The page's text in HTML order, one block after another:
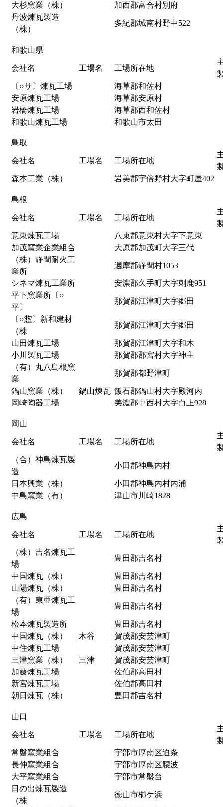
大杉窯業（株）
加西郡富合村別府
丹波煉瓦製造
（株）
多紀郡城南村野中522
和歌山県
会社名 工場名 工場所在地
〔○サ〕煉瓦工場
海草郡和佐村
安原煉瓦工場
海草郡安原村
岩橋煉瓦工場
海草郡西和佐村
和歌山煉瓦工場
和歌山市太田
鳥取
会社名 工場名 工場所在地
森本工業（株）
岩美郡宇倍野村大字町屋402
島根
会社名 工場名 工場所在地
意東煉瓦工場
八束郡意東村大字下意東
加茂窯業企業組合
大原郡加茂町大字三代
（株）静間耐火工
業所
邇摩郡静間村1053
シネマ煉瓦工業所
安濃郡久手町大字刺鹿951
平下窯業所〔○
平〕
那賀郡江津町大字郷田
〔○惣〕新和建材
（株
那賀郡江津町大字郷田
山田煉瓦工場
那賀郡江津町大字和木
小川製瓦工場
那賀郡郡宮村大字神主
（有）丸八島根窯
業
那賀郡都野津町
鍋山窯業（株） 鍋山煉瓦 飯石郡鍋山村大字殿河内
岡崎陶器工場
美濃郡中西村大字白上928
岡山
会社名 工場名 工場所在地
（合）神島煉瓦製
造
小田郡神島内村
日本興業（株）
小田郡神島内村内浦
中島窯業（有）
津山市川崎1828
広島
会社名 工場名 工場所在地
（株）吉名煉瓦工
場
豊田郡吉名村
中国煉瓦（株）
豊田郡吉名村
山陽煉瓦（株）
豊田郡吉名村
（有）東亜煉瓦工
場
豊田郡吉名村
松本煉瓦製造所
豊田郡吉名村
中国煉瓦（株）
木谷
賀茂郡安芸津町
中住煉瓦工場
賀茂郡安芸津町
三津窯業（株）
三津
賀茂郡安芸津町
加藤煉瓦工場
佐伯郡高田村
新宮煉瓦工場
佐伯郡高田村
朝日煉瓦（株）
豊田郡吉名村
山口
会社名 工場名 工場所在地
常磐窯業組合
宇部市厚南区迫条
長伸窯業組合
宇部市厚南区腰波
大平窯業組合
宇部市常盤台
日の出煉瓦製造
（株
徳山市櫛ケ浜